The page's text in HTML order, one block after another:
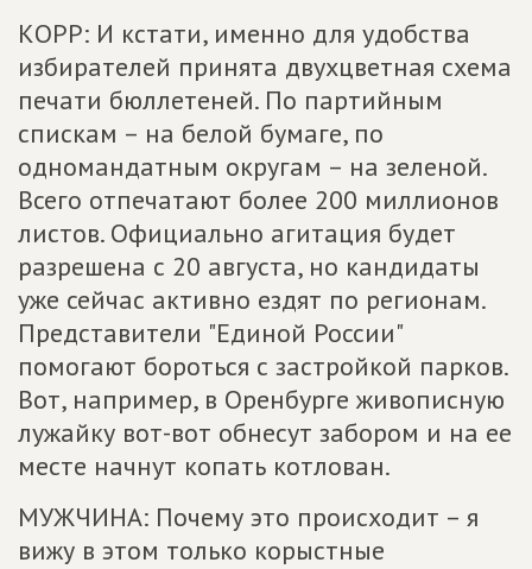
КОРР: И кстати, именно для удобства
избирателей принята двухцветная схема
печати бюллетеней. По партийным
спискам – на белой бумаге, по
одномандатным округам – на зеленой.
Всего отпечатают более 200 миллионов
листов. Официально агитация будет
разрешена с 20 августа, но кандидаты
уже сейчас активно ездят по регионам.
Представители "Единой России"
помогают бороться с застройкой парков.
Вот, например, в Оренбурге живописную
лужайку вот-вот обнесут забором и на ее
месте начнут копать котлован.
МУЖЧИНА: Почему это происходит – я
вижу в этом только корыстные